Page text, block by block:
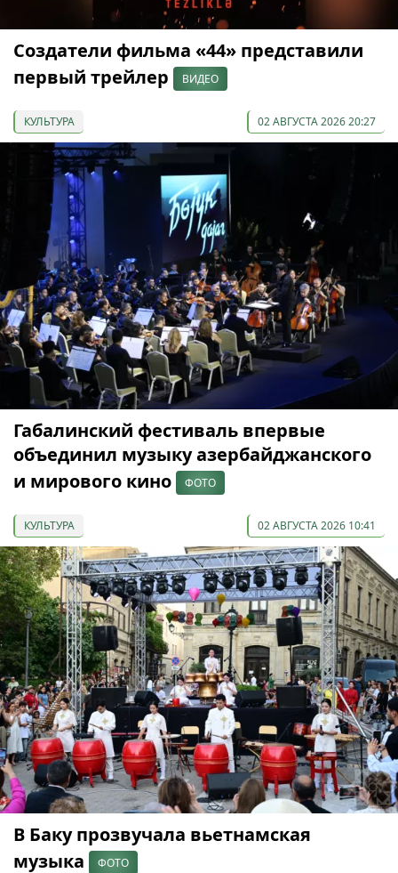
Создатели фильма «44» представили
первый трейлер
ВИДЕО
КУЛЬТУРА 02 АВГУСТА 2026 20:27
Габалинский фестиваль впервые
объединил музыку азербайджанского
и мирового кино
ФОТО
КУЛЬТУРА 02 АВГУСТА 2026 10:41
В Баку прозвучала вьетнамская
музыка
ФОТО